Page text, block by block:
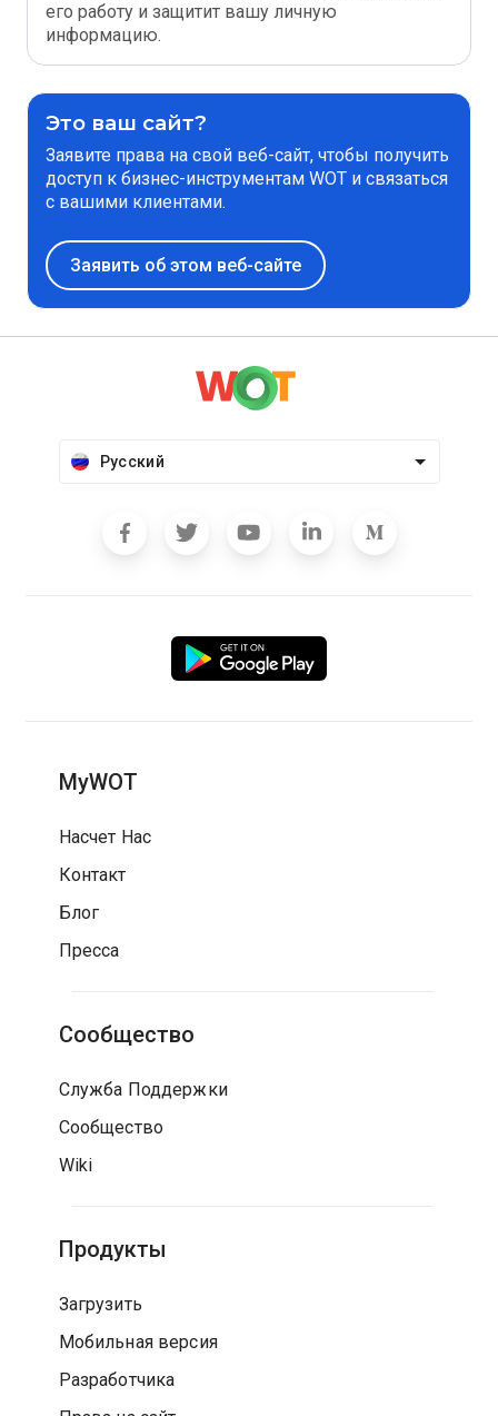
его работу и защитит вашу личную
информацию.
Это ваш сайт?
Заявите права на свой веб-сайт, чтобы получить
доступ к бизнес-инструментам WOT и связаться
с вашими клиентами.
Заявить об этом веб-сайте
Русский
MyWOT
Насчет Нас
Контакт
Блог
Пресса
Сообщество
Служба Поддержки
Сообщество
Wiki
Продукты
Загрузить
Мобильная версия
Разработчика